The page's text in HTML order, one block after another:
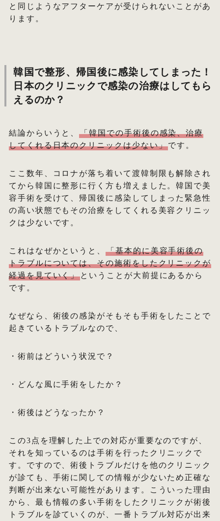
と同じようなアフターケアが受けられないことがあ
ります。
韓国で整形、帰国後に感染してしまった！
日本のクリニックで感染の治療はしてもら
えるのか？
結論からいうと、「韓国での手術後の感染、治療
してくれる日本のクリニックは少ない」です。
ここ数年、コロナが落ち着いて渡韓制限も解除され
てから韓国に整形に行く方も増えました。韓国で美
容手術を受けて、帰国後に感染してしまった緊急性
の高い状態でもその治療をしてくれる美容クリニッ
クは少ないです。
これはなぜかというと、「基本的に美容手術後の
トラブルについては、その施術をしたクリニックが
経過を見ていく」 ということが大前提にあるから
です。
なぜなら、術後の感染がそもそも手術をしたことで
起きているトラブルなので、
・術前はどういう状況で？
・どんな風に手術をしたか？
・術後はどうなったか？
この3点を理解した上での対応が重要なのですが、
それを知っているのは手術を行ったクリニックで
す。ですので、術後トラブルだけを他のクリニック
が診ても、手術に関しての情報が少ないため正確な
判断が出来ない可能性があります。こういった理由
から、最も情報の多い手術をしたクリニックが術後
トラブルを診ていくのが、一番トラブル対応が出来